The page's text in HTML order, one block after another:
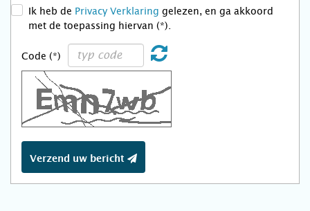
Ik heb de Privacy Verklaring gelezen, en ga akkoord
met de toepassing hiervan (*).
Code (*)
Verzend uw bericht